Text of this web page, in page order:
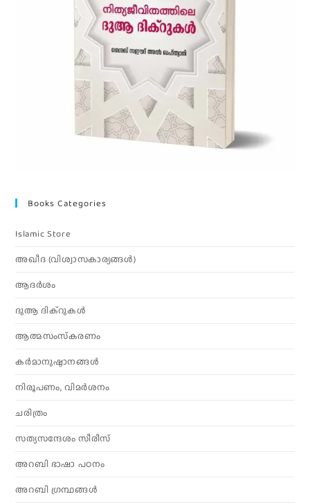
Books Categories
Islamic Store
അഖീദ (വിശ്വാസകാര്യങ്ങള്‍)
ആദര്‍ശം
ദുആ ദിക്റുകൾ
ആത്മസംസ്‌കരണം
കര്‍മാനുഷ്ഠാനങ്ങള്‍
നിരൂപണം, വിമര്‍ശനം
ചരിത്രം
സത്യസന്ദേശം സീരീസ്
അറബി ഭാഷാ പഠനം
അറബി ഗ്രന്ഥങ്ങൾ